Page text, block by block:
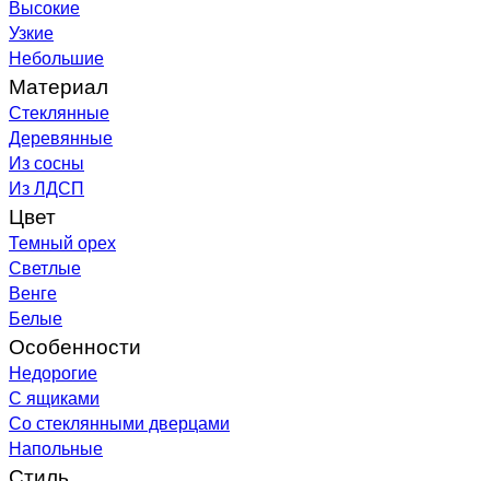
Высокие
Узкие
Небольшие
Материал
Стеклянные
Деревянные
Из сосны
Из ЛДСП
Цвет
Темный орех
Светлые
Венге
Белые
Особенности
Недорогие
С ящиками
Со стеклянными дверцами
Напольные
Стиль